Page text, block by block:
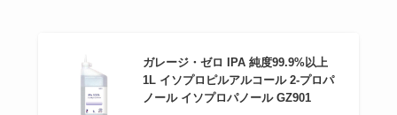
ガレージ・ゼロ IPA 純度99.9%以上
1L イソプロピルアルコール 2-プロパ
ノール イソプロパノール GZ901